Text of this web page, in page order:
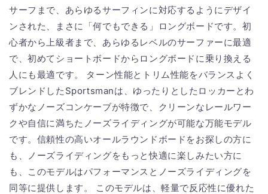
サーフまで、あらゆるサーフィンに対応するようにデザイ
ンされた、まさに「何でもできる」ロングボードです。初
心者から上級者まで、あらゆるレベルのサーファーに最適
で、初めてショートボードからロングボードに乗り換える
人にも最適です。 ターン性能とトリム性能をバランスよく
ブレンドしたSportsmanは、ゆったりとしたロッカーとわ
ずかなノーズコンケーブが特徴で、クリーンなレールワー
クや自信に満ちたノーズライディングが可能な万能モデル
です。信頼性の高いオールラウンドボードをお探しの方に
も、ノーズライディングをもっと快適に楽しみたい方に
も、このモデルはパフォーマンスとノーズライディングを
同等に提供します。 このモデルは、軽量で反応性に優れた